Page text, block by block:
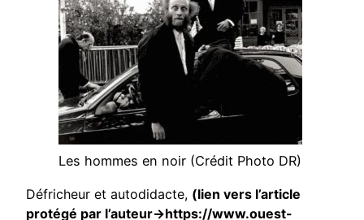
Les hommes en noir (Crédit Photo DR)
Défricheur et autodidacte, (lien vers l’article
protégé par l’auteur->https://www.ouest-